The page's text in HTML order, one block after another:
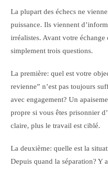
La plupart des échecs ne
puissance. Ils viennent
irréalistes. Avant votre
simplement trois questions.
La première: quel est votre
revienne” n’est pas toujours
avec engagement? Un
propre si vous êtes prisonnier
claire, plus le travail est ciblé.
La deuxième: quelle est la
Depuis quand la séparation? Y